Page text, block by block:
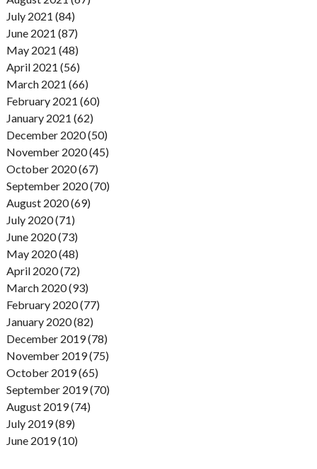
July 2021 (84)
June 2021 (87)
May 2021 (48)
April 2021 (56)
March 2021 (66)
February 2021 (60)
January 2021 (62)
December 2020 (50)
November 2020 (45)
October 2020 (67)
September 2020 (70)
August 2020 (69)
July 2020 (71)
June 2020 (73)
May 2020 (48)
April 2020 (72)
March 2020 (93)
February 2020 (77)
January 2020 (82)
December 2019 (78)
November 2019 (75)
October 2019 (65)
September 2019 (70)
August 2019 (74)
July 2019 (89)
June 2019 (10)